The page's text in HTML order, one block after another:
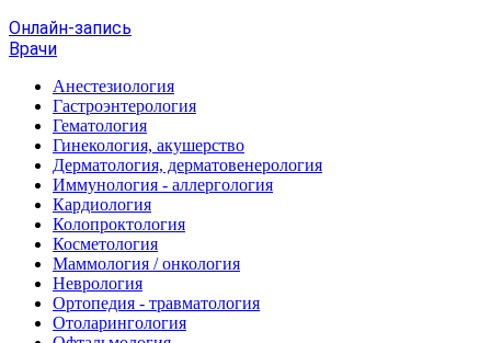
Онлайн-запись
Врачи
Анестезиология
Гастроэнтерология
Гематология
Гинекология, акушерство
Дерматология, дерматовенерология
Иммунология - аллергология
Кардиология
Колопроктология
Косметология
Маммология / онкология
Неврология
Ортопедия - травматология
Отоларингология